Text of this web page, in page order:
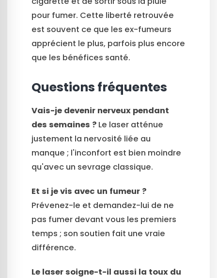
pour fumer. Cette liberté retrouvée
est souvent ce que les ex-fumeurs
apprécient le plus, parfois plus encore
que les bénéfices santé.
Questions fréquentes
Vais-je devenir nerveux pendant
des semaines ? Le laser atténue
justement la nervosité liée au
manque ; l'inconfort est bien moindre
qu'avec un sevrage classique.
Et si je vis avec un fumeur ?
Prévenez-le et demandez-lui de ne
pas fumer devant vous les premiers
temps ; son soutien fait une vraie
différence.
Le laser soigne-t-il aussi la toux du